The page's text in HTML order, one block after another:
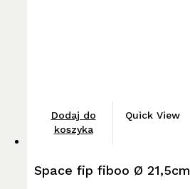
Dodaj do
koszyka
Quick View
Space fip fiboo Ø 21,5cm